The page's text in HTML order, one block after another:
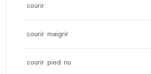
courir
courir maigrir
courir pied nu